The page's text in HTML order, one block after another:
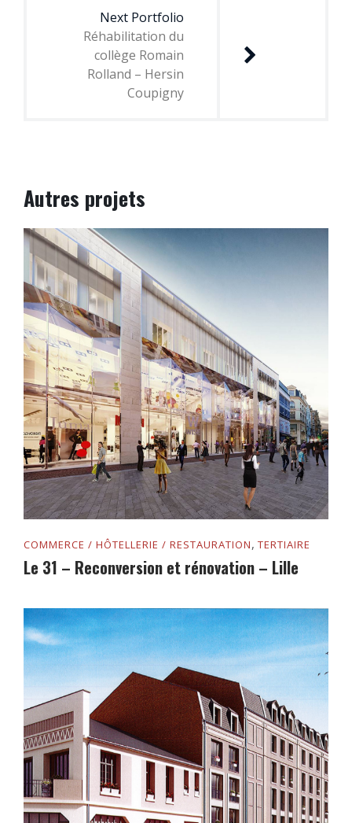
Next Portfolio
Réhabilitation du
collège Romain
Rolland – Hersin
Coupigny
Autres projets
COMMERCE / HÔTELLERIE / RESTAURATION, TERTIAIRE
Le 31 – Reconversion et rénovation – Lille